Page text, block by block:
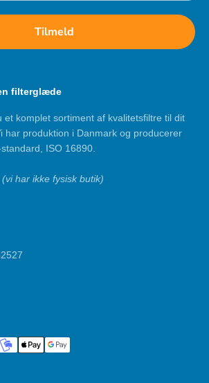
Tilmeld
filterglæde
et komplet sortiment af kvalitetsfiltre til dit
har produktion i Danmark og producerer
ISO 16890.
(vi har ikke fysisk butik)